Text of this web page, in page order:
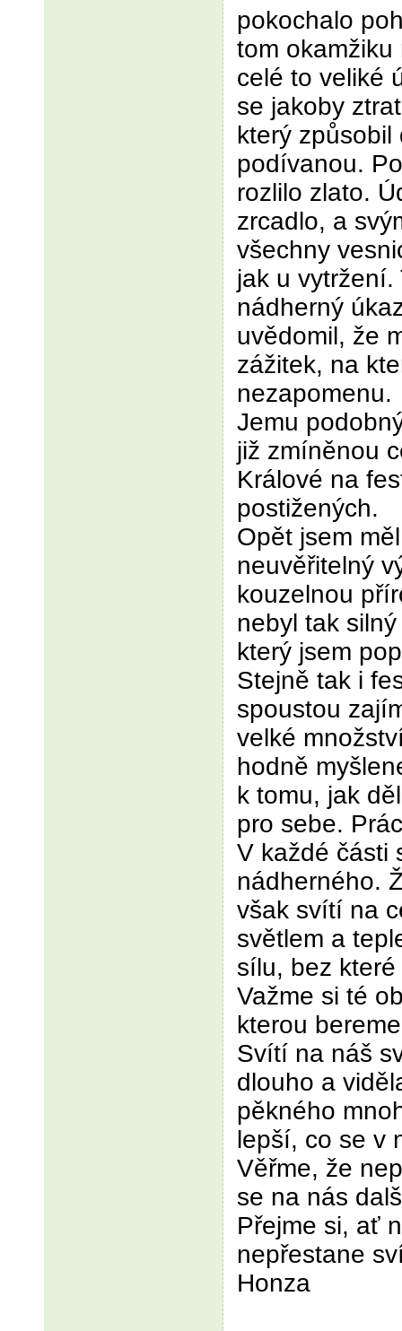
pokochalo
tom okamžiku
celé to veliké
se jakoby
který
podívanou.
rozlilo zlato.
zrcadlo, a
všechny
jak u vytržení.
nádherný
uvědomil, že
zážitek, na
nezapomenu.
Jemu
již zmíněnou
Králové na
postižených.
Opět jsem
neuvěřitelný
kouzelnou
nebyl tak
který jsem
Stejně tak i
spoustou
velké
hodně
k tomu, jak
pro sebe.
V každé části
nádherného.
však svítí na
světlem a
sílu, bez
Važme si té
kterou
Svítí na náš
dlouho a
pěkného
lepší, co se v
Věřme, že
se na nás
Přejme si, ať
nepřestane
Honza